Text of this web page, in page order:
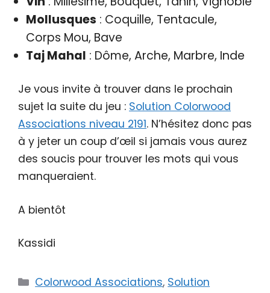
Mollusques : Coquille, Tentacule,
Corps Mou, Bave
Taj Mahal : Dôme, Arche, Marbre, Inde
Je vous invite à trouver dans le prochain
sujet la suite du jeu : Solution Colorwood
Associations niveau 2191. N’hésitez donc pas
à y jeter un coup d’œil si jamais vous aurez
des soucis pour trouver les mots qui vous
manqueraient.
A bientôt
Kassidi
Catégories
Colorwood Associations, Solution